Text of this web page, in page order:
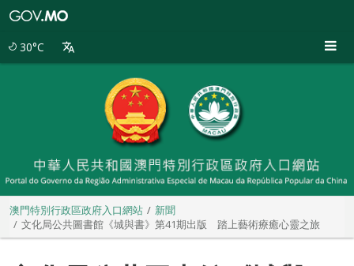
30°C
澳門特別行政區政府入口網站
新聞
文化局公共圖書館《城與書》第41期出版 踏上藝術療癒心靈之旅